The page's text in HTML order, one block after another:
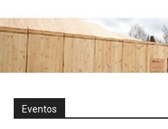
Eventos